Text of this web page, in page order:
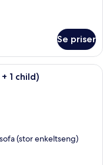
Se priser
pengeskab på
1 child)
(stor enkeltseng)